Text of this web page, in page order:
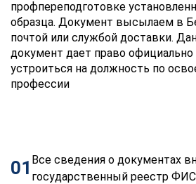
профпереподготовке
образца. Документ высылаем в
почтой или службой доставки.
документ дает право официально
устроиться на должность по
профессии
01 Все сведения о документах
государственный реестр